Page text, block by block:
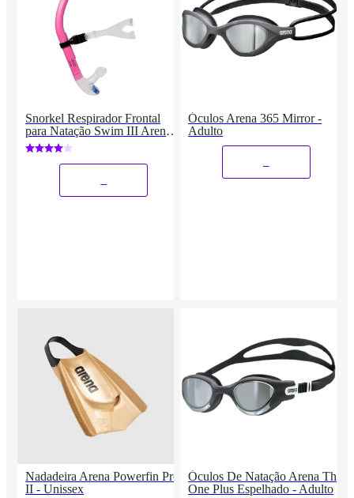
Snorkel Respirador Frontal
para Natação Swim III Arena
Rosa
Óculos Arena 365 Mirror -
Adulto
Nadadeira Arena Powerfin Pro
II - Unissex
Óculos De Natação Arena The
One Plus Espelhado - Adulto